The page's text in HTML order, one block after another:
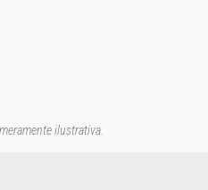
ilustrativa